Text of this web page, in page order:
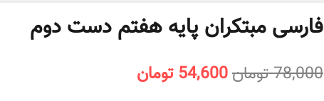
فارسی مبتکران پایه هفتم دست دوم
78,000تومانقیمت
54,600 تومان